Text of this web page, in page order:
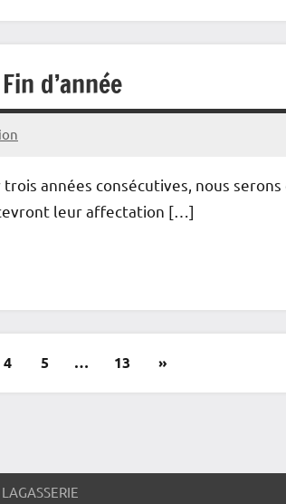
d’année
années consécutives, nous
leur affectation […]
4 5 … 13
Articles
»